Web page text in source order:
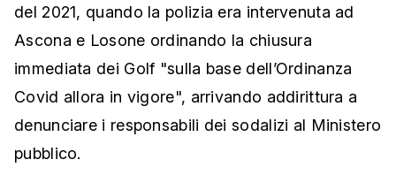
del 2021, quando la polizia era intervenuta ad
Ascona e Losone ordinando la chiusura
immediata dei Golf "sulla base dell’Ordinanza
Covid allora in vigore", arrivando addirittura a
denunciare i responsabili dei sodalizi al Ministero
pubblico.